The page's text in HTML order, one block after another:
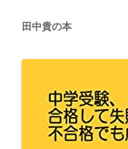
田中貴の本